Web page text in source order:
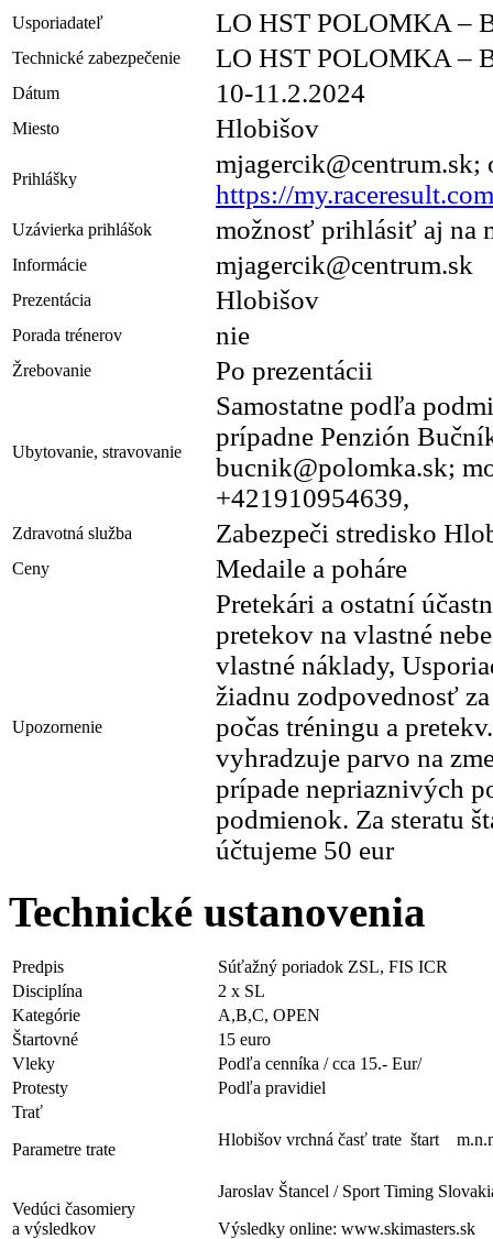
Usporiadateľ LO HST POLOMKA –
Technické zabezpečenie LO HST POLOMKA –
Dátum 10-11.2.2024
Miesto Hlobišov
Prihlášky
https://
Uzávierka prihlášok možnosť prihlásiť aj na
Informácie mjagercik@centrum.sk
Prezentácia Hlobišov
Porada trénerov nie
Žrebovanie Po prezentácii
Ubytovanie, stravovanie
Samostatne podľa
prípadne Penzión
bucnik@polomka.sk;
+421910954639,
Zdravotná služba Zabezpeči stredisko
Ceny Medaile a poháre
Upozornenie
Pretekári a ostatní
pretekov na vlastné
vlastné náklady,
žiadnu zodpovednosť
počas tréningu a
vyhradzuje parvo na
prípade nepriaznivých
podmienok. Za steratu
účtujeme 50 eur
Technické ustanovenia
Predpis
Súťažný poriadok ZSL, FIS ICR
Disciplína
2 x SL
Kategórie
A,B,C, OPEN
Štartovné
15 euro
Vleky
Podľa cenníka / cca 15.- Eur/
Protesty
Podľa pravidiel
Trať
Parametre trate
Hlobišov vrchná časť trate štart
Vedúci časomiery
a výsledkov
Jaroslav Štancel / Sport Timing
Výsledky online: www.skimasters.sk